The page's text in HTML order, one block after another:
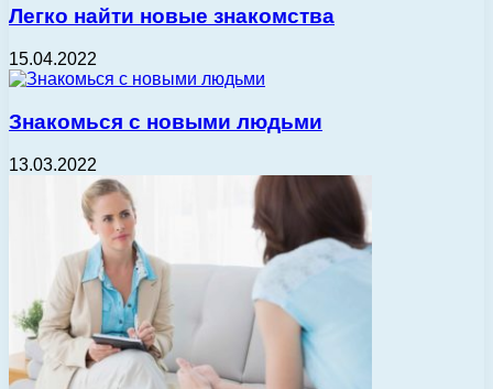
Легко найти новые знакомства
15.04.2022
Знакомься с новыми людьми
13.03.2022